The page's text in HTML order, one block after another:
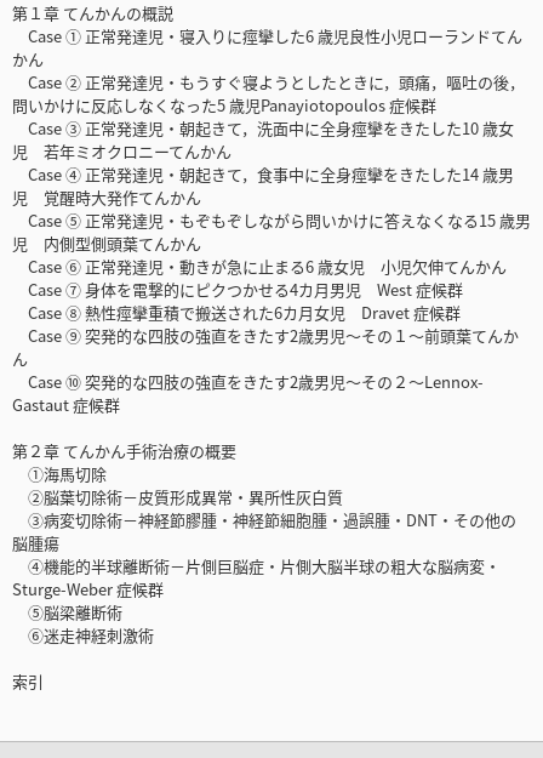
第１章 てんかんの概説
Case ① 正常発達児・寝入りに痙攣した6 歳児良性小児ローランドてん
かん
Case ② 正常発達児・もうすぐ寝ようとしたときに，頭痛，嘔吐の後，
問いかけに反応しなくなった5 歳児Panayiotopoulos 症候群
Case ③ 正常発達児・朝起きて，洗面中に全身痙攣をきたした10 歳女
児 若年ミオクロニーてんかん
Case ④ 正常発達児・朝起きて，食事中に全身痙攣をきたした14 歳男
児 覚醒時大発作てんかん
Case ⑤ 正常発達児・もぞもぞしながら問いかけに答えなくなる15 歳男
児 内側型側頭葉てんかん
Case ⑥ 正常発達児・動きが急に止まる6 歳女児 小児欠伸てんかん
Case ⑦ 身体を電撃的にピクつかせる4カ月男児 West 症候群
Case ⑧ 熱性痙攣重積で搬送された6カ月女児 Dravet 症候群
Case ⑨ 突発的な四肢の強直をきたす2歳男児～その１～前頭葉てんか
ん
Case ⑩ 突発的な四肢の強直をきたす2歳男児～その２～Lennox-
Gastaut 症候群
第２章 てんかん手術治療の概要
①海馬切除
②脳葉切除術－皮質形成異常・異所性灰白質
③病変切除術－神経節膠腫・神経節細胞腫・過誤腫・DNT・その他の
脳腫瘍
④機能的半球離断術－片側巨脳症・片側大脳半球の粗大な脳病変・
Sturge-Weber 症候群
⑤脳梁離断術
⑥迷走神経刺激術
索引